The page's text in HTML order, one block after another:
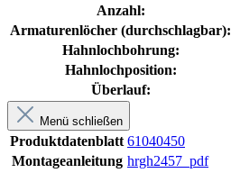
Anzahl:
Armaturenlöcher (durchschlagbar):
Hahnlochbohrung:
Hahnlochposition:
Überlauf:
Menü schließen
Produktdatenblatt 61040450
Montageanleitung hrgh2457_pdf